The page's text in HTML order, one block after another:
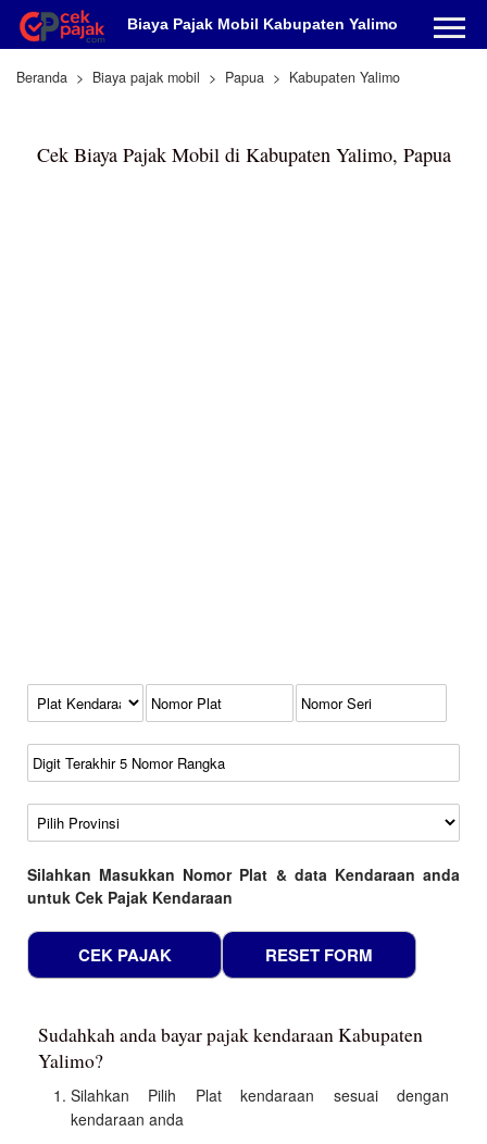
Biaya Pajak Mobil Kabupaten Yalimo
Beranda Biaya pajak mobil Papua Kabupaten Yalimo
Cek Biaya Pajak Mobil di Kabupaten Yalimo, Papua
Kode Plat Kendaraan
No Plat
No Seri
No Rangka
Wilayah
Silahkan Masukkan Nomor Plat & data Kendaraan anda
untuk Cek Pajak Kendaraan
Sudahkah anda bayar pajak kendaraan Kabupaten
Yalimo?
Silahkan Pilih Plat kendaraan sesuai dengan
kendaraan anda